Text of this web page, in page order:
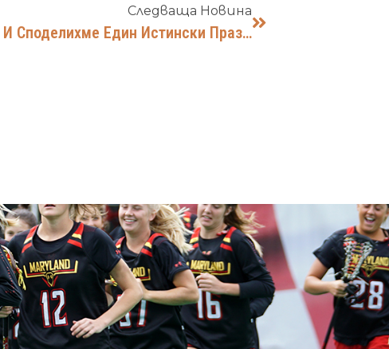
Следваща Новина
Отворихме Вратите Си За Вас И Споделихме Един Истински Празник!